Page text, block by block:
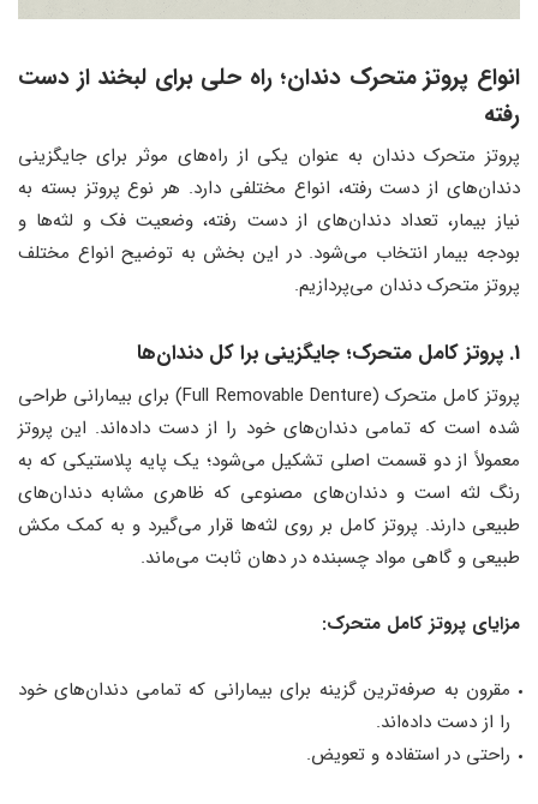
انواع پروتز متحرک دندان؛ راه حلی برای لبخند از دست
رفته
پروتز متحرک دندان به عنوان یکی از راه‌های موثر برای جایگزینی
دندان‌های از دست رفته، انواع مختلفی دارد. هر نوع پروتز بسته به
نیاز بیمار، تعداد دندان‌های از دست رفته، وضعیت فک و لثه‌ها و
بودجه بیمار انتخاب می‌شود. در این بخش به توضیح انواع مختلف
پروتز متحرک دندان می‌پردازیم.
1. پروتز کامل متحرک؛ جایگزینی برا کل دندان‌ها
پروتز کامل متحرک (Full Removable Denture) برای بیمارانی طراحی
شده است که تمامی دندان‌های خود را از دست داده‌اند. این پروتز
معمولاً از دو قسمت اصلی تشکیل می‌شود؛ یک پایه پلاستیکی که به
رنگ لثه است و دندان‌های مصنوعی که ظاهری مشابه دندان‌های
طبیعی دارند. پروتز کامل بر روی لثه‌ها قرار می‌گیرد و به کمک مکش
طبیعی و گاهی مواد چسبنده در دهان ثابت می‌ماند.
مزایای پروتز کامل متحرک:
مقرون به صرفه‌ترین گزینه برای بیمارانی که تمامی دندان‌های خود
را از دست داده‌اند.
راحتی در استفاده و تعویض.